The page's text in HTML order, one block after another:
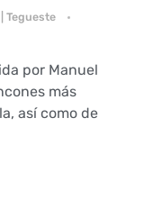
Tegueste
por Manuel
más
así como de